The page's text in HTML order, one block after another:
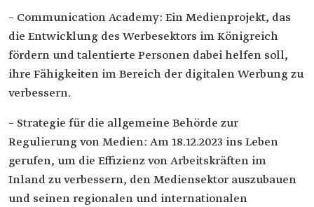
– Communication Academy: Ein Medienprojekt, das
die Entwicklung des Werbesektors im Königreich
fördern und talentierte Personen dabei helfen soll,
ihre Fähigkeiten im Bereich der digitalen Werbung zu
verbessern.
– Strategie für die allgemeine Behörde zur
Regulierung von Medien: Am 18.12.2023 ins Leben
gerufen, um die Effizienz von Arbeitskräften im
Inland zu verbessern, den Mediensektor auszubauen
und seinen regionalen und internationalen